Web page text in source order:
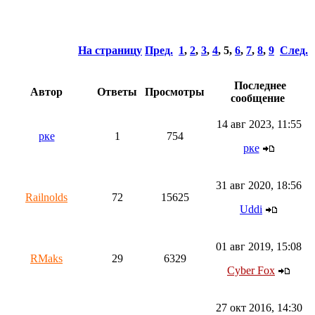
На страницу Пред. 1, 2, 3, 4, 5, 6, 7, 8, 9 След.
Автор Ответы Просмотры
Последнее
сообщение
рке 1 754
14 авг 2023, 11:55
рке
Railnolds 72 15625
31 авг 2020, 18:56
Uddi
RMaks 29 6329
01 авг 2019, 15:08
Cyber Fox
27 окт 2016, 14:30